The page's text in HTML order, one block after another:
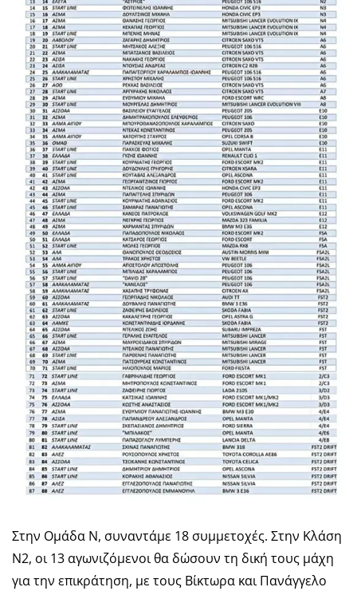
Στην Ομάδα Ν, συναντάμε 18 συμμετοχές. Στην Κλάση
Ν2, οι 13 αγωνιζόμενοι θα δώσουν τη δική τους μάχη
για την επικράτηση, με τους Βίκτωρα και Πανάγγελο